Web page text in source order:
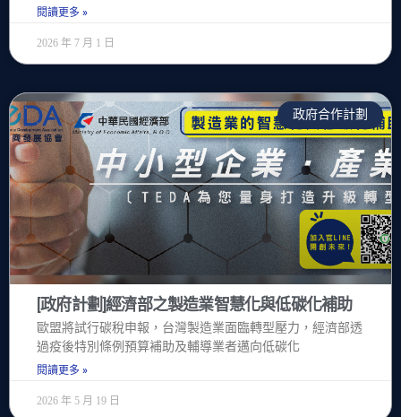
閱讀更多 »
2026 年 7 月 1 日
政府合作計劃
[政府計劃]經濟部之製造業智慧化與低碳化補助
歐盟將試行碳稅申報，台灣製造業面臨轉型壓力，經濟部透
過疫後特別條例預算補助及輔導業者邁向低碳化
閱讀更多 »
2026 年 5 月 19 日